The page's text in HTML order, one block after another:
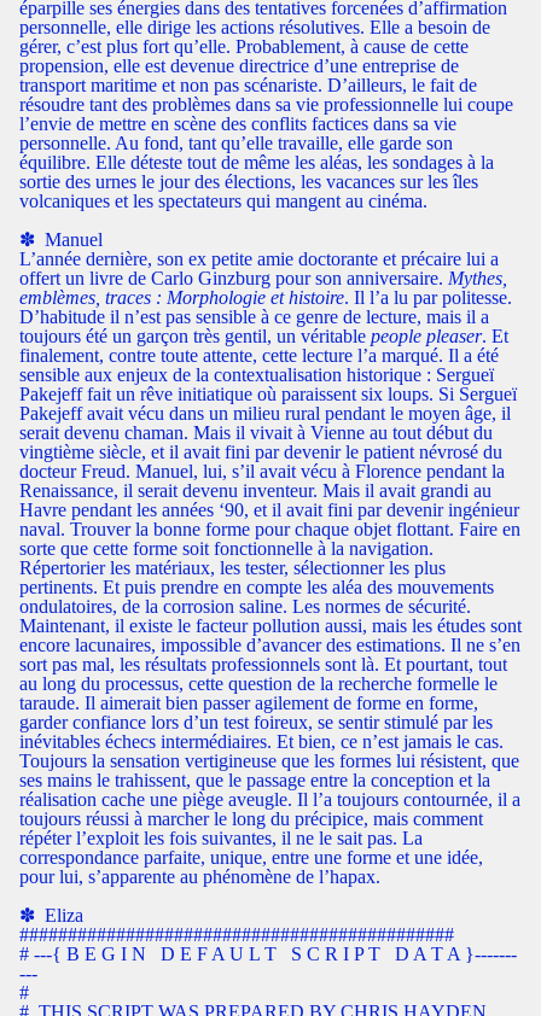
éparpille ses énergies dans des tentatives forcenées d’affirmation
personnelle, elle dirige les actions résolutives. Elle a besoin de
gérer, c’est plus fort qu’elle. Probablement, à cause de cette
propension, elle est devenue directrice d’une entreprise de
transport maritime et non pas scénariste. D’ailleurs, le fait de
résoudre tant des problèmes dans sa vie professionnelle lui coupe
l’envie de mettre en scène des conflits factices dans sa vie
personnelle. Au fond, tant qu’elle travaille, elle garde son
équilibre. Elle déteste tout de même les aléas, les sondages à la
sortie des urnes le jour des élections, les vacances sur les îles
volcaniques et les spectateurs qui mangent au cinéma.
✽ ​​​ Manuel
L’année dernière, son ex petite amie doctorante et précaire lui a
offert un livre de Carlo Ginzburg pour son anniversaire. Mythes,
emblèmes, traces : Morphologie et histoire. Il l’a lu par politesse.
D’habitude il n’est pas sensible à ce genre de lecture, mais il a
toujours été un garçon très gentil, un véritable people pleaser. Et
finalement, contre toute attente, cette lecture l’a marqué. Il a été
sensible aux enjeux de la contextualisation historique : Sergueï
Pakejeff fait un rêve initiatique où paraissent six loups. Si Sergueï
Pakejeff avait vécu dans un milieu rural pendant le moyen âge, il
serait devenu chaman. Mais il vivait à Vienne au tout début du
vingtième siècle, et il avait fini par devenir le patient névrosé du
docteur Freud. Manuel, lui, s’il avait vécu à Florence pendant la
Renaissance, il serait devenu inventeur. Mais il avait grandi au
Havre pendant les années ‘90, et il avait fini par devenir ingénieur
naval. Trouver la bonne forme pour chaque objet flottant. Faire en
sorte que cette forme soit fonctionnelle à la navigation.
Répertorier les matériaux, les tester, sélectionner les plus
pertinents. Et puis prendre en compte les aléa des mouvements
ondulatoires, de la corrosion saline. Les normes de sécurité.
Maintenant, il existe le facteur pollution aussi, mais les études sont
encore lacunaires, impossible d’avancer des estimations. Il ne s’en
sort pas mal, les résultats professionnels sont là. Et pourtant, tout
au long du processus, cette question de la recherche formelle le
taraude. Il aimerait bien passer agilement de forme en forme,
garder confiance lors d’un test foireux, se sentir stimulé par les
inévitables échecs intermédiaires. Et bien, ce n’est jamais le cas.
Toujours la sensation vertigineuse que les formes lui résistent, que
ses mains le trahissent, que le passage entre la conception et la
réalisation cache une piège aveugle. Il l’a toujours contournée, il a
toujours réussi à marcher le long du précipice, mais comment
répéter l’exploit les fois suivantes, il ne le sait pas. La
correspondance parfaite, unique, entre une forme et une idée,
pour lui, s’apparente au phénomène de l’hapax.
✽ ​​​ Eliza
#############################################
# ---{ B E G I N D E F A U L T S C R I P T D A T A }-------
---
#
# THIS SCRIPT WAS PREPARED BY CHRIS HAYDEN.